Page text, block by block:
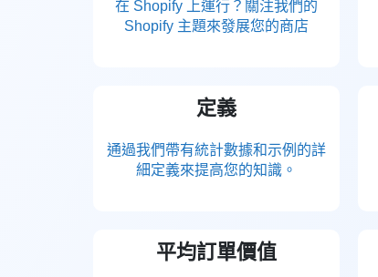
在 Shopify 上運行？關注我們的
Shopify 主題來發展您的商店
定義
通過我們帶有統計數據和示例的詳
細定義來提高您的知識。
平均訂單價值